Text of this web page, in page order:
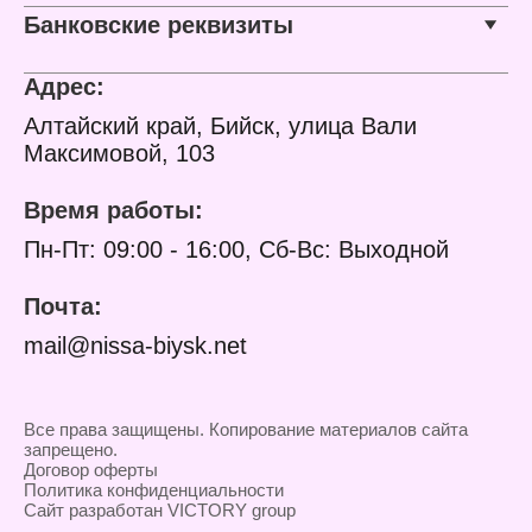
Банковские реквизиты
Адрес:
Алтайский край, Бийск, улица Вали
Максимовой, 103
Время работы:
Пн-Пт: 09:00 - 16:00, Сб-Вс: Выходной
Почта:
mail@nissa-biysk.net
Все права защищены. Копирование материалов сайта
запрещено.
Договор оферты
Политика конфиденциальности
Сайт разработан VICTORY group